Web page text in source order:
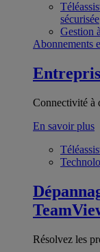
sécurisée
Gestion
Abonnements
Connectivité à
En savoir plus
Résolvez les